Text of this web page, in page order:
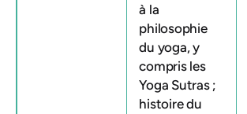
à la
philosophie
du yoga, y
compris les
Yoga Sutras ;
histoire du